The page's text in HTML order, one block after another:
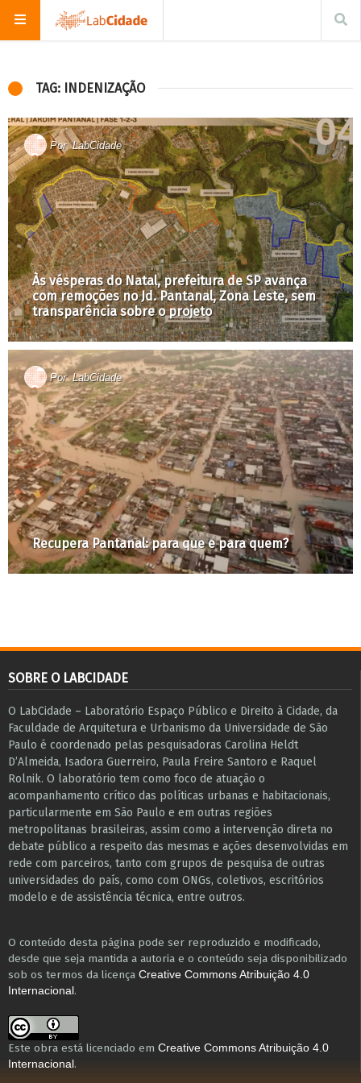
TAG: INDENIZAÇÃO
PorLabCidade
Às vésperas do Natal, prefeitura de SP avança
com remoções no Jd. Pantanal, Zona Leste, sem
transparência sobre o projeto
PorLabCidade
Recupera Pantanal: para que e para quem?
SOBRE O LABCIDADE
O LabCidade – Laboratório Espaço Público e Direito à Cidade, da
Faculdade de Arquitetura e Urbanismo da Universidade de São
Paulo é coordenado pelas pesquisadoras Carolina Heldt
D’Almeida, Isadora Guerreiro, Paula Freire Santoro e Raquel
Rolnik. O laboratório tem como foco de atuação o
acompanhamento crítico das políticas urbanas e habitacionais,
particularmente em São Paulo e ​em outras regiões
metropolitanas brasileiras, assim como a intervenção direta no
debate público a respeito das mesmas e ações desenvolvidas em
r​e​de com parceiros, tanto com grupos de pesquisa ​de outras
universidades do país, como com ONGs, coletivos, escritórios
modelo e de assistência técnica​, entre outros​.
O conteúdo desta página pode ser reproduzido e modificado,
desde que seja mantida a autoria e o conteúdo seja disponibilizado
sob os termos da licença Creative Commons Atribuição 4.0
Internacional .
Este obra está licenciado em Creative Commons Atribuição 4.0
Internacional .